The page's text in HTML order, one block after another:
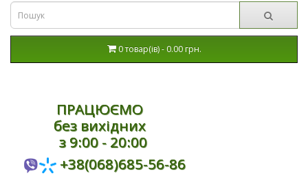
0 товар(ів) - 0.00 грн.
ПРАЦЮЄМО
без вихідних
з 9:00 - 20:00
+38(068)685-56-86